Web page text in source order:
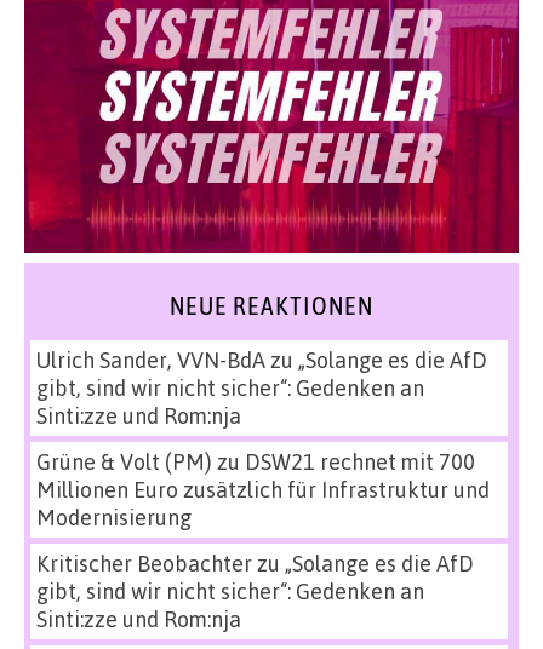
NEUE REAKTIONEN
Ulrich Sander, VVN-BdAzu „Solange es die AfD
gibt, sind wir nicht sicher“: Gedenken an
Sinti:zze und Rom:nja
Grüne & Volt (PM) zu DSW21 rechnet mit 700
Millionen Euro zusätzlich für Infrastruktur und
Modernisierung
Kritischer Beobachterzu „Solange es die AfD
gibt, sind wir nicht sicher“: Gedenken an
Sinti:zze und Rom:nja